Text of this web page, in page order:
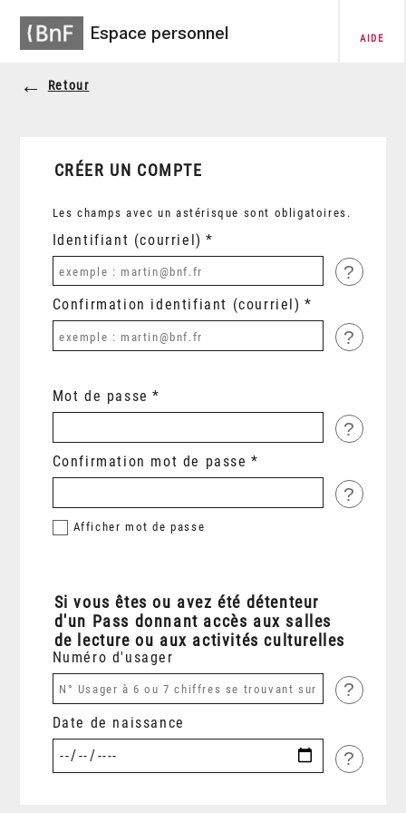
Espace personnel AIDE
Retour
CRÉER UN COMPTE
Les champs avec un astérisque sont obligatoires.
Identifiant (courriel)
?
Confirmation identifiant (courriel)
?
Mot de passe
?
Confirmation mot de passe
?
Afficher mot de passe
Si vous êtes ou avez été détenteur
d'un Pass donnant accès aux salles
de lecture ou aux activités culturelles
Numéro d'usager
?
Date de naissance
?